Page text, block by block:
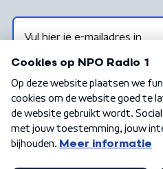
Algemene voorwaarden